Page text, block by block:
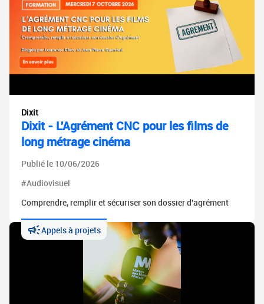
Dixit
Dixit - L'Agrément CNC pour les films de
long métrage cinéma
Publié le 10/06/2026
#Audiovisuel
Comprendre, remplir et sécuriser son dossier d'agrément
Appels à projets